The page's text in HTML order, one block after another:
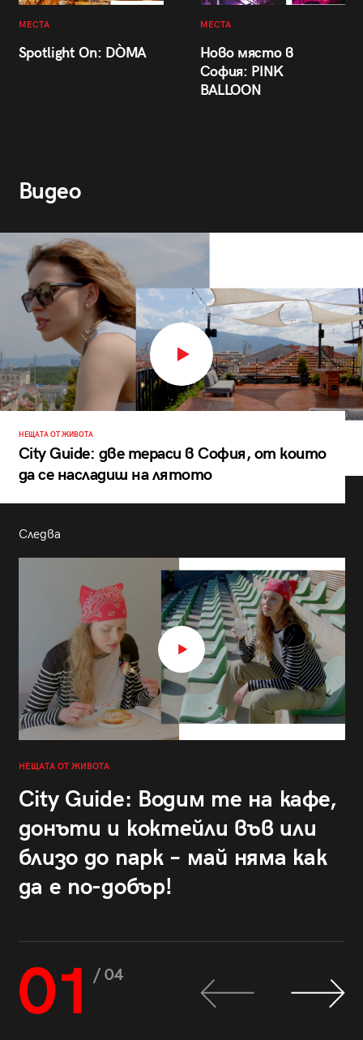
МЕСТА
Spotlight On: DÒMA
МЕСТА
Ново място в
София: PINK
BALLOON
Видео
НЕЩАТА ОТ ЖИВОТА
City Guide: две тераси в София, от които
да се насладиш на лятото
Следва
НЕЩАТА ОТ ЖИВОТА
City Guide: Водим те на кафе,
донъти и коктейли във или
близо до парк – май няма как
да е по-добър!
01 / 04